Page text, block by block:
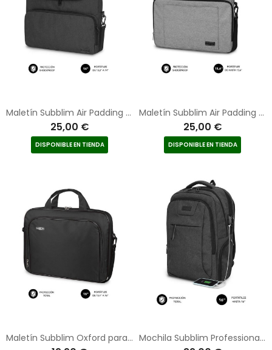
Maletín Subblim Air Padding para Portátiles hasta 14"/ Gris Oscuro
25,00 €
DISPONIBLE EN TIENDA
Maletín Subblim Air Padding Laptop Bag para Portátiles hasta 15.6"/ Cinta para Trolley/ Gris
25,00 €
DISPONIBLE EN TIENDA
Maletín Subblim Oxford para Portátiles hasta 16"/ Negro Mochila Subblim Professional Air Padding Backpack para Portátiles hasta 16"/ Puerto USB/ Negra